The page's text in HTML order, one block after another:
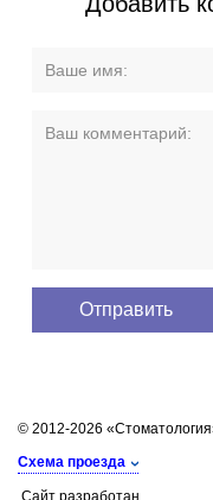
© 2012-2026
Схема проезда
Сайт разработан